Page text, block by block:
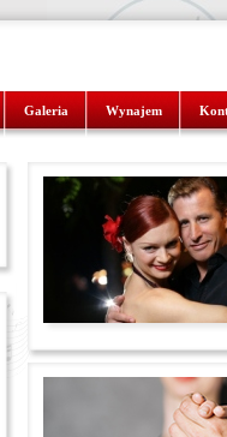
Galeria Wynajem